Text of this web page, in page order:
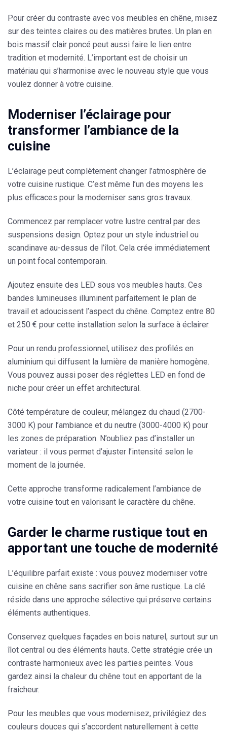
Pour créer du contraste avec vos meubles en chêne, misez
sur des teintes claires ou des matières brutes. Un plan en
bois massif clair poncé peut aussi faire le lien entre
tradition et modernité. L’important est de choisir un
matériau qui s’harmonise avec le nouveau style que vous
voulez donner à votre cuisine.
Moderniser l’éclairage pour
transformer l’ambiance de la
cuisine
L’éclairage peut complètement changer l’atmosphère de
votre cuisine rustique. C’est même l’un des moyens les
plus efficaces pour la moderniser sans gros travaux.
Commencez par remplacer votre lustre central par des
suspensions design. Optez pour un style industriel ou
scandinave au-dessus de l’îlot. Cela crée immédiatement
un point focal contemporain.
Ajoutez ensuite des LED sous vos meubles hauts. Ces
bandes lumineuses illuminent parfaitement le plan de
travail et adoucissent l’aspect du chêne. Comptez entre 80
et 250 € pour cette installation selon la surface à éclairer.
Pour un rendu professionnel, utilisez des profilés en
aluminium qui diffusent la lumière de manière homogène.
Vous pouvez aussi poser des réglettes LED en fond de
niche pour créer un effet architectural.
Côté température de couleur, mélangez du chaud (2700-
3000 K) pour l’ambiance et du neutre (3000-4000 K) pour
les zones de préparation. N’oubliez pas d’installer un
variateur : il vous permet d’ajuster l’intensité selon le
moment de la journée.
Cette approche transforme radicalement l’ambiance de
votre cuisine tout en valorisant le caractère du chêne.
Garder le charme rustique tout en
apportant une touche de modernité
L’équilibre parfait existe : vous pouvez moderniser votre
cuisine en chêne sans sacrifier son âme rustique. La clé
réside dans une approche sélective qui préserve certains
éléments authentiques.
Conservez quelques façades en bois naturel, surtout sur un
îlot central ou des éléments hauts. Cette stratégie crée un
contraste harmonieux avec les parties peintes. Vous
gardez ainsi la chaleur du chêne tout en apportant de la
fraîcheur.
Pour les meubles que vous modernisez, privilégiez des
couleurs douces qui s’accordent naturellement à cette